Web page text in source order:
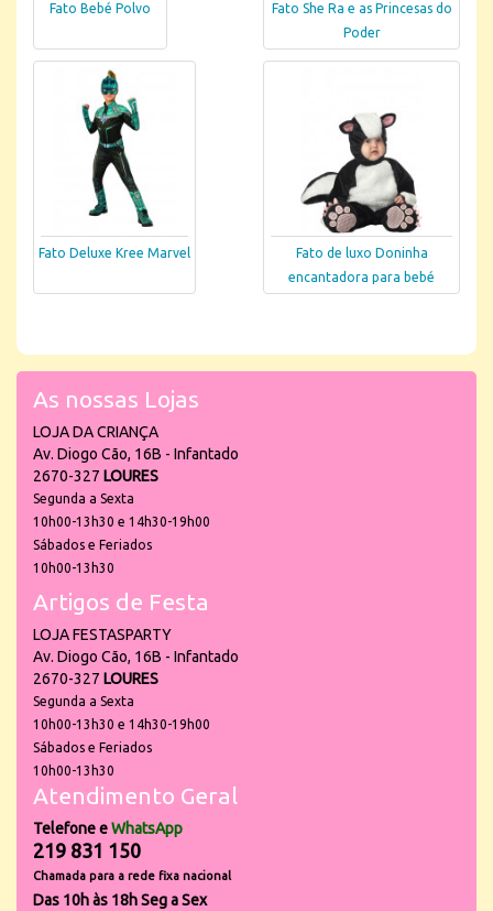
Fato Bebé Polvo
Fato She Ra e as Princesas do
Poder
Fato Deluxe Kree Marvel
Fato de luxo Doninha
encantadora para bebé
As nossas Lojas
LOJA DA CRIANÇA
Av. Diogo Cão, 16B - Infantado
2670-327 LOURES
Segunda a Sexta
10h00-13h30 e 14h30-19h00
Sábados e Feriados
10h00-13h30
Artigos de Festa
LOJA FESTASPARTY
Av. Diogo Cão, 16B - Infantado
2670-327 LOURES
Segunda a Sexta
10h00-13h30 e 14h30-19h00
Sábados e Feriados
10h00-13h30
Atendimento Geral
Telefone eWhatsApp
219 831 150
Chamada para a rede fixa nacional
Das 10h às 18h Seg a Sex